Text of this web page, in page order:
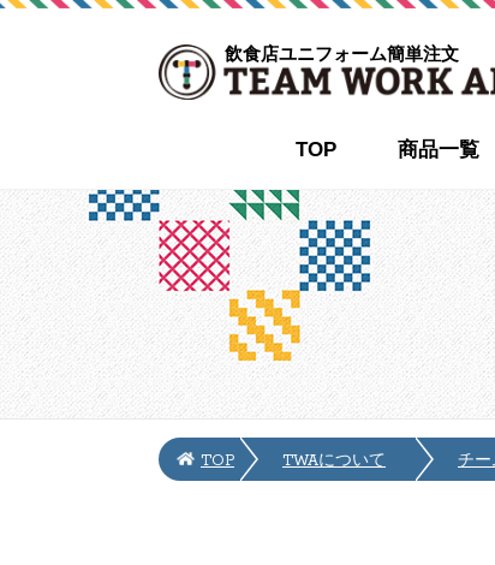
飲食店ユニフォーム簡単注文
TOP 商品一覧
TOP TWAについて チー